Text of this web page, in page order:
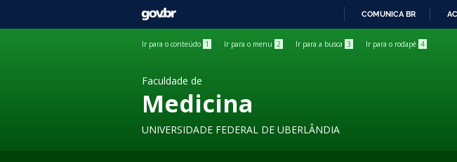
GOVBR
COMUNICA BR
Ir para o conteúdo 1 Ir para o menu 2 Ir para a busca 3 Ir para o rodapé 4
Faculdade de
Medicina
UNIVERSIDADE FEDERAL DE UBERLÂNDIA